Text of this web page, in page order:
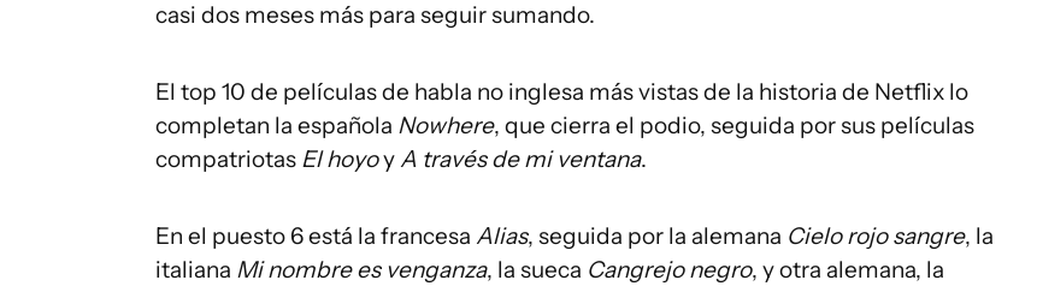
casi dos meses más para seguir sumando.
El top 10 de películas de habla no inglesa más vistas de la historia de Netflix lo
completan la española Nowhere, que cierra el podio, seguida por sus películas
compatriotas El hoyoy A través de mi ventana.
En el puesto 6 está la francesa Alias, seguida por la alemana Cielo rojo sangre, la
italiana Mi nombre es venganza, la sueca Cangrejo negro, y otra alemana, la